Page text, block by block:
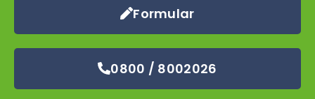
Formular
0800 / 8002026